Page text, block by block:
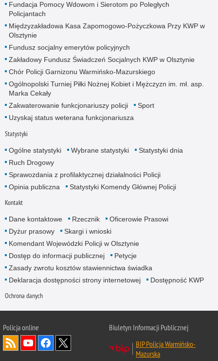
Fundacja Pomocy Wdowom i Sierotom po Poległych
Policjantach
Międzyzakładowa Kasa Zapomogowo-Pożyczkowa Przy KWP w
Olsztynie
Fundusz socjalny emerytów policyjnych
Zakładowy Fundusz Świadczeń Socjalnych KWP w Olsztynie
Chór Policji Garnizonu Warmińsko-Mazurskiego
Ogólnopolski Turniej Piłki Nożnej Kobiet i Mężczyzn im. mł. asp.
Marka Cekały
Zakwaterowanie funkcjonariuszy policji
Sport
Uzyskaj status weterana funkcjonariusza
Statystyki
Ogólne statystyki Wybrane statystyki
Statystyki dnia
Ruch Drogowy
Sprawozdania z profilaktycznej działalności Policji
Opinia publiczna
Statystyki Komendy Głównej Policji
Kontakt
Dane kontaktowe Rzecznik
Oficerowie Prasowi
Dyżur prasowy
Skargi i wnioski
Komendant Wojewódzki Policji w Olsztynie
Dostęp do informacji publicznej
Petycje
Zasady zwrotu kosztów stawiennictwa świadka
Deklaracja dostępności strony internetowej
Dostępność KWP
Ochrona danych
Policja online
Biuletyn Informacji Publicznej
BIP Policja Warmińsko-
Mazurska